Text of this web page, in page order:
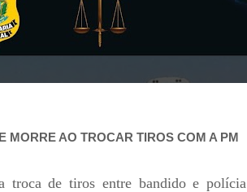
MORRE AO TROCAR TIROS COM A PM
troca de tiros entre bandido e polícia